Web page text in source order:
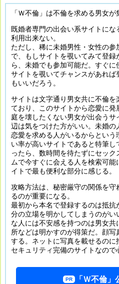
「Ｗ不倫」 は不倫を求める男女が
既婚者専門の出会い系サイトに
利用出来ない。
ただし、稀に未婚男性・女性の
で、もしサイトを覗いてみて登
ら、未婚でも参加可能だ。すぐ
サイトを覗いてチャンスがあれ
もいいだろう。
サイトは文字通り男女共に不倫を
ており、このサイトから恋愛に
庭を壊したくない男女が出会う
辺は気をつけた方がいい。未婚の
恋愛を求める人がいるからとい
い率が高いサイトであると特筆
ったら、数時間を待たずにセッ
ムで今すぐに会える人を検索可
イトで最も便利な部分に感じる。
攻略方法は、秘密厳守の関係を守
るのが重要になる。
最初から本名で登録するのは抵抗
分の立場を明かしてしまうのがい
な人には不安感を持つのは男女
所などは明かすのが得策だ。顔
する。ネットに写真を載せるのに
セキュリティ完備のサイトなので
「Ｗ不倫」